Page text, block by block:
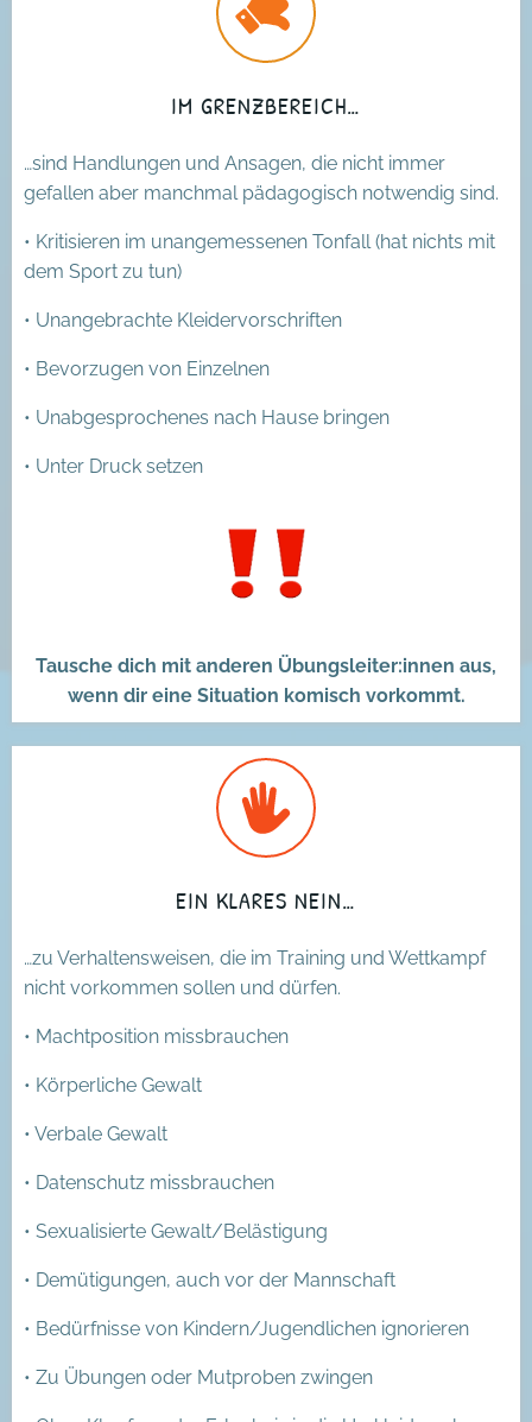
IM GRENZBEREICH…
…sind Handlungen und Ansagen, die nicht immer
gefallen aber manchmal pädagogisch notwendig sind.
• Kritisieren im unangemessenen Tonfall (hat nichts mit
dem Sport zu tun)
• Unangebrachte Kleidervorschriften
• Bevorzugen von Einzelnen
• Unabgesprochenes nach Hause bringen
• Unter Druck setzen
Tausche dich mit anderen Übungsleiter:innen aus,
wenn dir eine Situation komisch vorkommt.
EIN KLARES NEIN…
…zu Verhaltensweisen, die im Training und Wettkampf
nicht vorkommen sollen und dürfen.
• Machtposition missbrauchen
• Körperliche Gewalt
• Verbale Gewalt
• Datenschutz missbrauchen
• Sexualisierte Gewalt/Belästigung
• Demütigungen, auch vor der Mannschaft
• Bedürfnisse von Kindern/Jugendlichen ignorieren
• Zu Übungen oder Mutproben zwingen